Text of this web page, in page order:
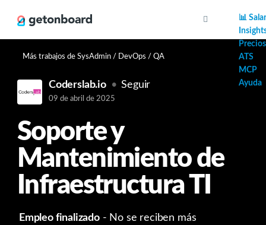
📊
Precios
ATS
MCP
Ayuda
Más trabajos de SysAdmin / DevOps / QA
Coderslab.io Seguir
09 de abril de 2025
Soporte y
Mantenimiento de
Infraestructura TI
Empleo finalizado- No se reciben más